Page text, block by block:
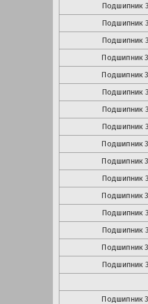
Подшипник
Подшипник
Подшипник
Подшипник
Подшипник
Подшипник
Подшипник
Подшипник
Подшипник
Подшипник
Подшипник
Подшипник
Подшипник
Подшипник
Подшипник
Подшипник
Подшипник